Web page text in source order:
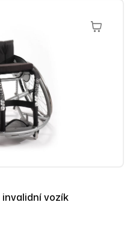
Přidat Do
invalidní vozík